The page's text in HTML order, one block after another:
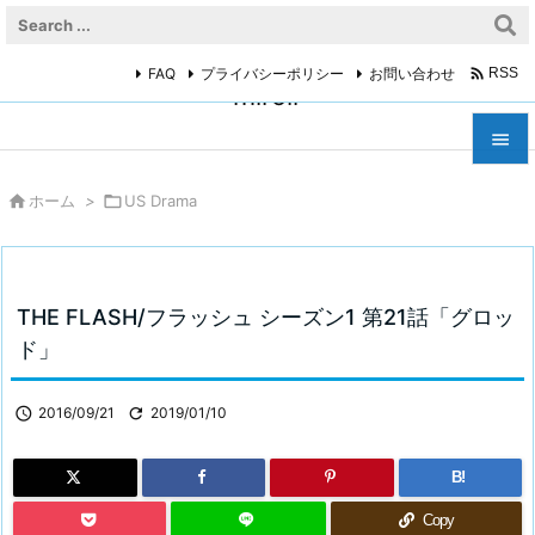
miroir




検索
FAQ プライバシーポリシー お問い合わせ  RSS
 ホーム > US Drama
THE FLASH/フラッシュ シーズン1 第21話「グロッ
ド」
 2016/09/21  2019/01/10
B!
Copy